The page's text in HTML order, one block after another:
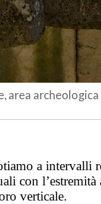
area
a intervalli
con l’estremità
verticale.